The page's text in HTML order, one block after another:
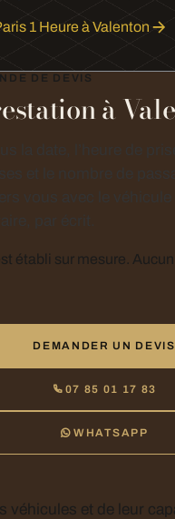
1 Heure à Valenton
DE DEVIS
à
établi sur mesure.
DEMANDER UN DEVIS
07 85 01 17 83
WHATSAPP
véhicules et de leur